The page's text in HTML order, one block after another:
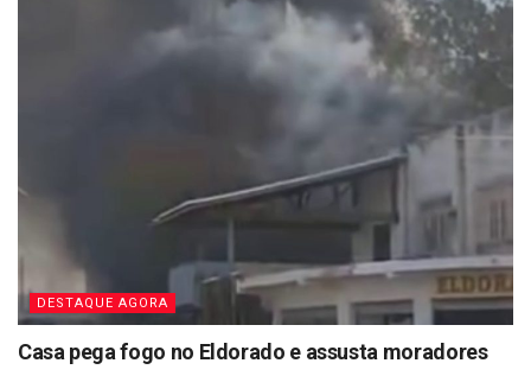
DESTAQUE AGORA
Casa pega fogo no Eldorado e assusta moradores